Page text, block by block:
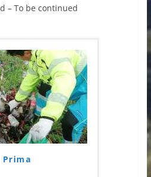
– To be continued
Prima